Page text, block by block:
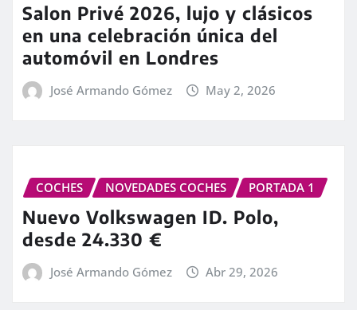
Salon Privé 2026, lujo y clásicos
en una celebración única del
automóvil en Londres
José Armando Gómez May 2, 2026
COCHES NOVEDADES COCHES PORTADA 1
Nuevo Volkswagen ID. Polo,
desde 24.330 €
José Armando Gómez Abr 29, 2026